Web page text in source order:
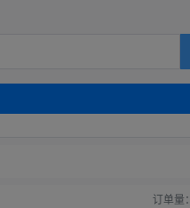
订单量：